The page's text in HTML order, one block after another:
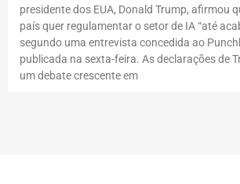
presidente dos EUA, Donald Trump, afirmou
país quer regulamentar o setor de IA “até
segundo uma entrevista concedida ao
publicada na sexta-feira. As declarações de
um debate crescente em